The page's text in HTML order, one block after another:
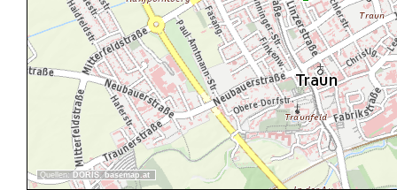
Quellen: DORIS, basemap.at